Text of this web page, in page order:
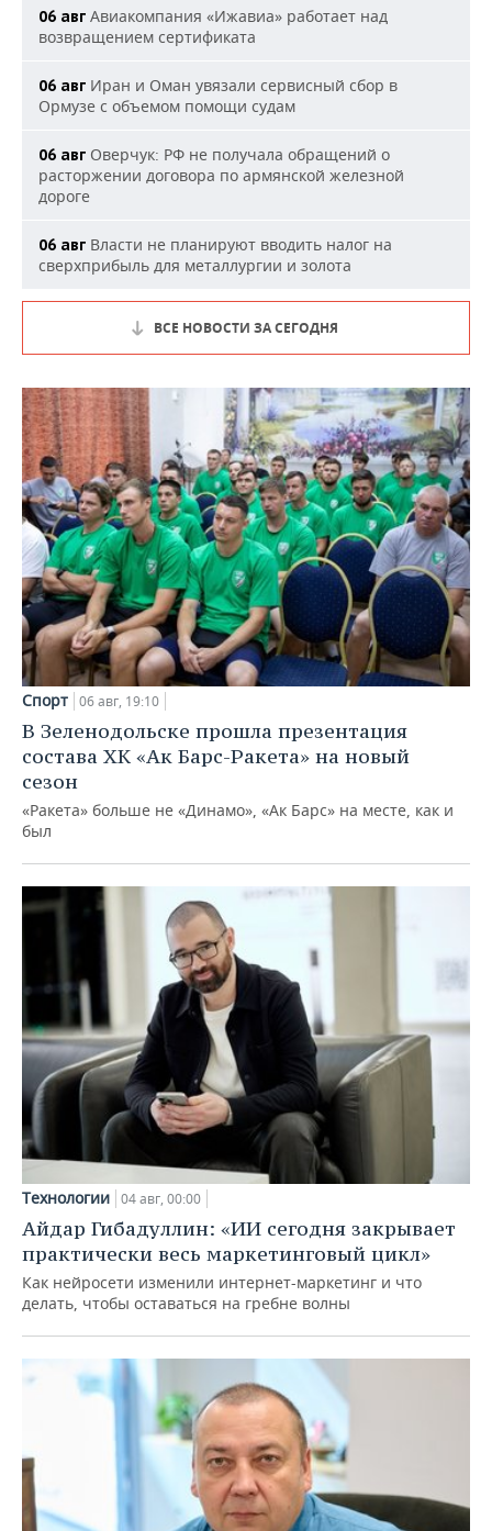
06 авг Авиакомпания «Ижавиа» работает над
возвращением сертификата
06 авг Иран и Оман увязали сервисный сбор в
Ормузе с объемом помощи судам
06 авг Оверчук: РФ не получала обращений о
расторжении договора по армянской железной
дороге
06 авг Власти не планируют вводить налог на
сверхприбыль для металлургии и золота
ВСЕ НОВОСТИ ЗА СЕГОДНЯ
Спорт 06 авг, 19:10
В Зеленодольске прошла презентация
состава ХК «Ак Барс-Ракета» на новый
сезон
«Ракета» больше не «Динамо», «Ак Барс» на месте, как и
был
Технологии 04 авг, 00:00
Айдар Гибадуллин: «ИИ сегодня закрывает
практически весь маркетинговый цикл»
Как нейросети изменили интернет-маркетинг и что
делать, чтобы оставаться на гребне волны